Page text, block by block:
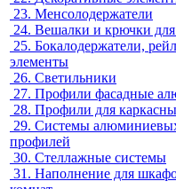
23. Менсолодержатели
24. Вешалки и крючки
25. Бокалодержатели,
элементы
26. Светильники
27. Профили фасадные
28. Профили для
29. Системы
профилей
30. Стеллажные системы
31. Наполнение для